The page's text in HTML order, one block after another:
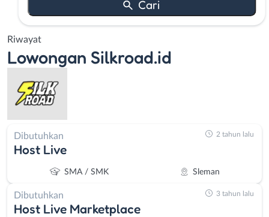
Riwayat
Lowongan Silkroad.id
Dibutuhkan
Host Live
SMA / SMK Sleman
2 tahun lalu
Dibutuhkan
Host Live Marketplace
3 tahun lalu